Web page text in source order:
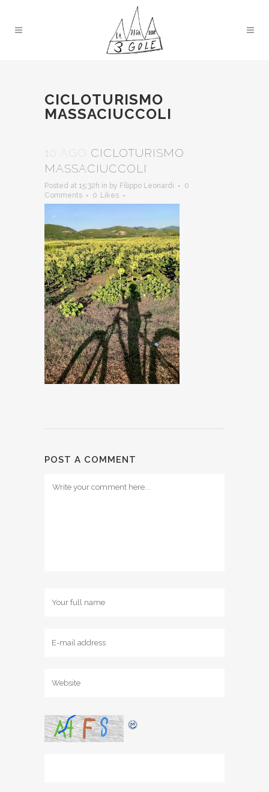
CICLOTURISMO
MASSACIUCCOLI
10 AGO
CICLOTURISMO
MASSACIUCCOLI
Posted at 15:32h in by Filippo Leonardi
0
Comments
0 Likes
POST A COMMENT